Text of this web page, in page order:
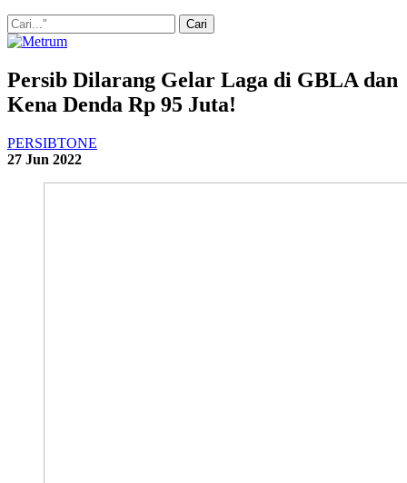
Persib Dilarang Gelar Laga di GBLA dan
Kena Denda Rp 95 Juta!
PERSIBTONE
27 Jun 2022